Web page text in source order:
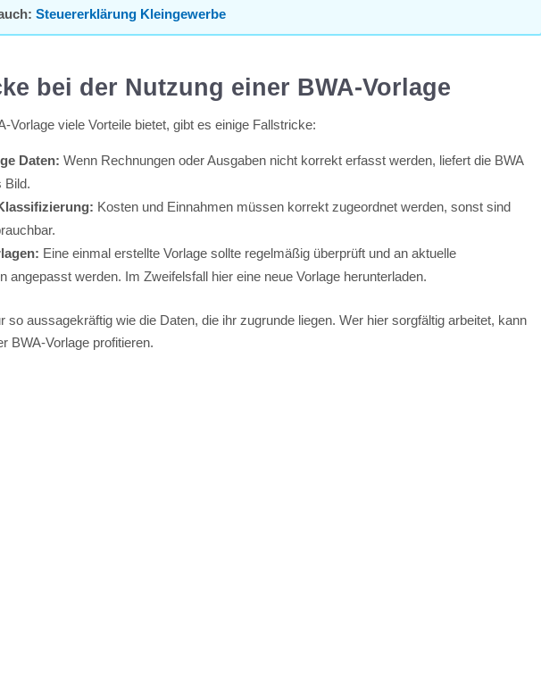
Steuererklärung Kleingewerbe
bei der Nutzung einer BWA-Vorlage
Vorlage viele Vorteile bietet, gibt es einige Fallstricke:
Daten: Wenn Rechnungen oder Ausgaben nicht korrekt erfasst werden, liefert die BWA
Bild.
Kosten und Einnahmen müssen korrekt zugeordnet werden, sonst sind
Eine einmal erstellte Vorlage sollte regelmäßig überprüft und an aktuelle
angepasst werden. Im Zweifelsfall hier eine neue Vorlage herunterladen.
so aussagekräftig wie die Daten, die ihr zugrunde liegen. Wer hier sorgfältig arbeitet, kann
BWA-Vorlage profitieren.